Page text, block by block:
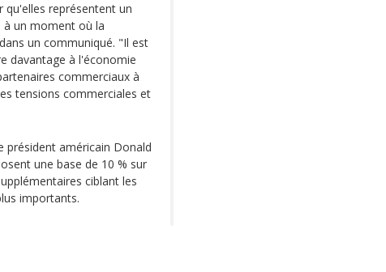
qu'elles représentent un
à un moment où la
un communiqué. "Il est
davantage à l'économie
commerciaux à
tensions commerciales et
président américain Donald
une base de 10 % sur
ciblant les
importants.